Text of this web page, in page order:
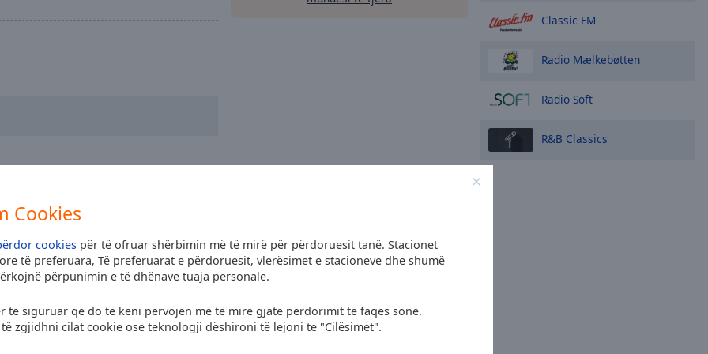
Cookies
cookies për të ofruar shërbimin më të mirë për përdoruesit tanë. Stacionet
të preferuara, Të preferuarat e përdoruesit, vlerësimet e stacioneve dhe shumë
përpunimin e të dhënave tuaja personale.
të siguruar që do të keni përvojën më të mirë gjatë përdorimit të faqes sonë.
zgjidhni cilat cookie ose teknologji dëshironi të lejoni te "Cilësimet".
Classic FM
Radio Mælkebøtten
Radio Soft
R&B Classics